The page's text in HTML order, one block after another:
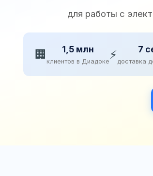
для работы с
🏢 1,5 млн
клиентов в Диадоке ⚡ 7
доставка